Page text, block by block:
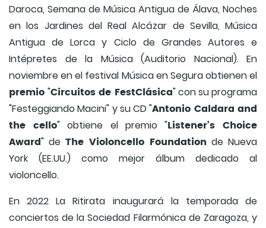
Daroca, Semana de Música Antigua de Álava, Noches
en los Jardines del Real Alcázar de Sevilla, Música
Antigua de Lorca y Ciclo de Grandes Autores e
Intépretes de la Música (Auditorio Nacional). En
noviembre en el festival Música en Segura obtienen el
premio"Circuitos de FestClásica" con su programa
"Festeggiando Macini" y su CD "Antonio Caldara and
the cello" obtiene el premio "Listener's Choice
Award" de The Violoncello Foundation de Nueva
York (EE.UU.) como mejor álbum dedicado al
violoncello.
En 2022 La Ritirata inaugurará la temporada de
conciertos de la Sociedad Filarmónica de Zaragoza, y